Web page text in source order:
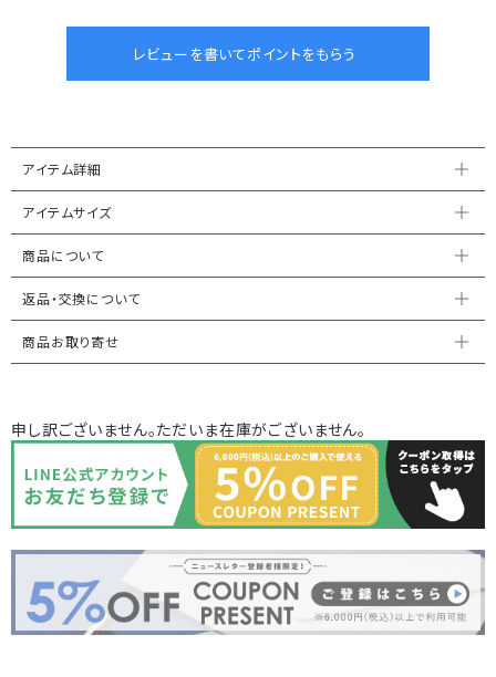
アイテム詳細
アイテムサイズ
商品について
返品・交換について
商品お取り寄せ
申し訳ございません。ただいま在庫がございません。